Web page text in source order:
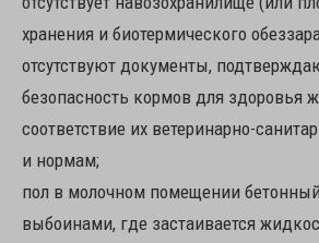
хранения и биотермического
отсутствуют документы,
безопасность кормов для здоровья
соответствие их ветеринарно-
и нормам;
пол в молочном помещении
выбоинами, где застаивается